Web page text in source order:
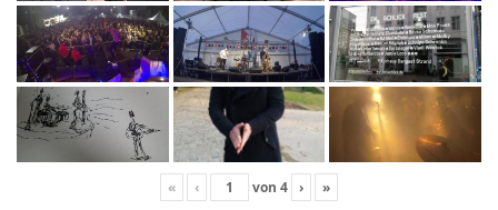
« ‹ von 4 › »